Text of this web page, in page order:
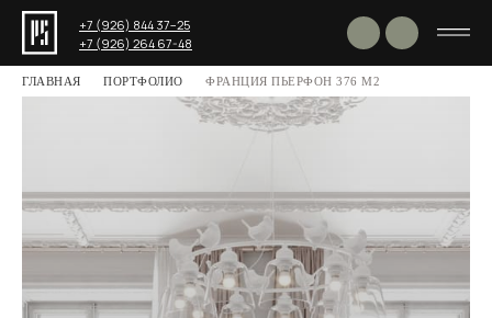
+7 (926) 844 37−25
+7 (926) 264 67-48
Поделиться
ГЛАВНАЯ ПОРТФОЛИО ФРАНЦИЯ ПЬЕРФОН 376 М2